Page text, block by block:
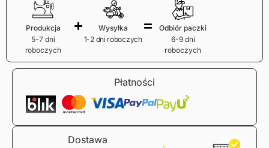
Produkcja
5-7 dni
roboczych
Wysyłka
1-2 dni roboczych
Odbiór paczki
6-9 dni
roboczych
Płatności
Dostawa